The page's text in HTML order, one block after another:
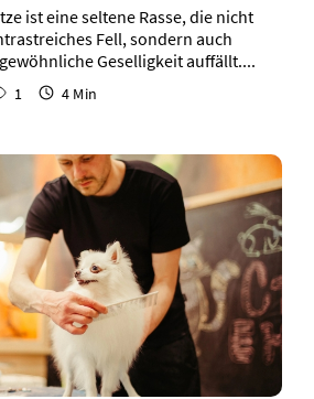
ist eine seltene Rasse, die nicht
Fell, sondern auch
Geselligkeit auffällt....
1 4 Min